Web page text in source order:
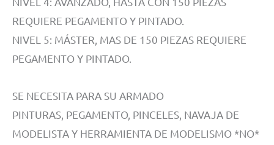
REQUIERE PEGAMENTO Y PINTADO.
NIVEL 5: MÁSTER, MAS DE 150 PIEZAS REQUIERE
PEGAMENTO Y PINTADO.
SE NECESITA PARA SU ARMADO
PINTURAS, PEGAMENTO, PINCELES, NAVAJA DE
MODELISTA Y HERRAMIENTA DE MODELISMO *NO*